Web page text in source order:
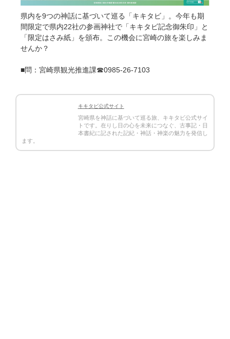
県内を9つの神話に基づいて巡る「キキタビ」。今年も期
間限定で県内22社の参画神社で「キキタビ記念御朱印」と
「限定はさみ紙」を頒布。この機会に宮崎の旅を楽しみま
せんか？
■問：宮崎県観光推進課☎0985-26-7103
キキタビ公式サイト
宮崎県を神話に基づいて巡る旅、キキタビ公式サイ
トです。在りし日の心を未来につなぐ、古事記・日
本書紀に記された記紀・神話・神楽の魅力を発信し
ます。